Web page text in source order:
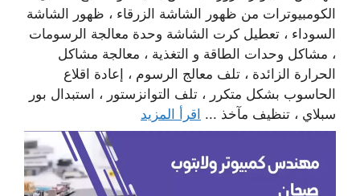
الكومبيوترات من ظهور الشاشة الزرقاء ، ظهور الشاشة
السوداء ، تعطيل كرت الشاشة وحدة معالجة الرسومات
، مشاكل وحدات الطاقة و التغذية ، معالجة مشاكل
الحرارة الزائدة ، تلف معالج الرسوم ، إعادة اقلاع
الحاسوب بشكل متكرر ، تلف التوانزستور ، استبدال بور
سبلاي ، تنظيف مآخذ ... اقرأ المزيد